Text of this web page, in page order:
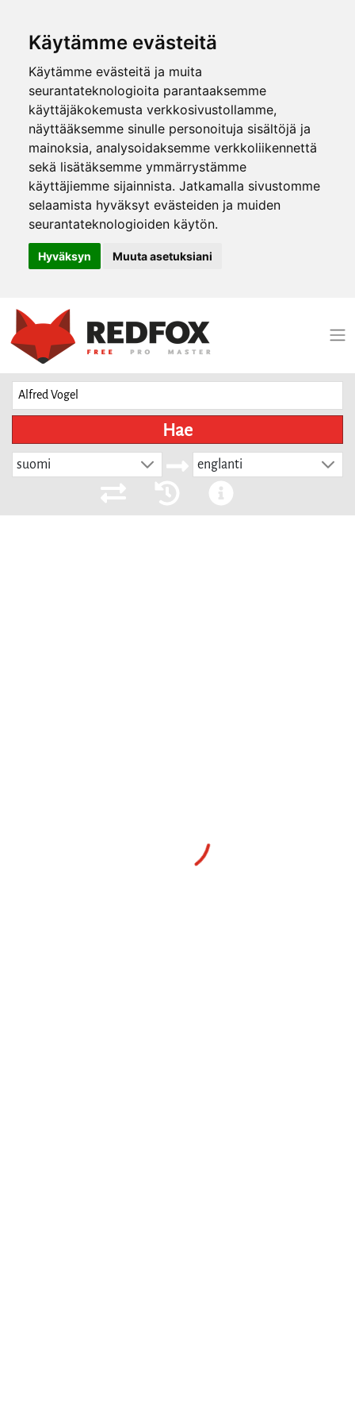
Käytämme evästeitä
Käytämme evästeitä ja muita
seurantateknologioita parantaaksemme
käyttäjäkokemusta verkkosivustollamme,
näyttääksemme sinulle personoituja sisältöjä ja
mainoksia, analysoidaksemme verkkoliikennettä
sekä lisätäksemme ymmärrystämme
käyttäjiemme sijainnista. Jatkamalla sivustomme
selaamista hyväksyt evästeiden ja muiden
seurantateknologioiden käytön.
Hyväksyn Muuta asetuksiani
Hae
suomi englanti